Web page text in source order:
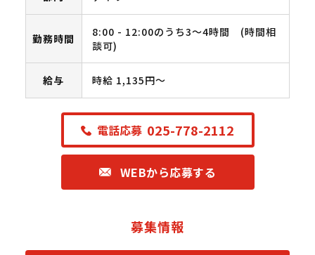
勤務時間
8:00 - 12:00のうち3～4時間 (時間相
談可)
給与 時給 1,135円〜
電話応募 025-778-2112
WEBから応募する
募集情報